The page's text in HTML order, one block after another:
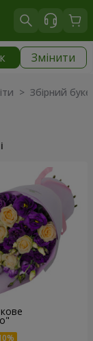
Змінити
> Збірний